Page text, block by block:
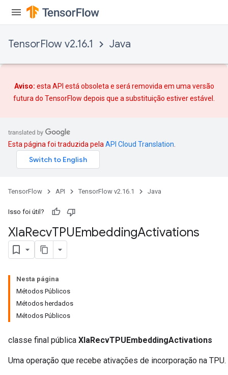
TensorFlow v2.16.1 Java
Aviso: esta API está obsoleta e será removida em uma versão
futura do TensorFlow depois que a substituição estiver estável.
Esta página foi traduzida pela API Cloud Translation
TensorFlow API TensorFlow v2.16.1 Java
Isso foi útil?
XlaRecvTPUEmbeddingActivations
Nesta página
Métodos Públicos
Métodos herdados
Métodos Públicos
classe final pública XlaRecvTPUEmbeddingActivations
Uma operação que recebe ativações de incorporação na TPU.